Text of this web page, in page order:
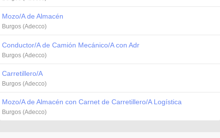
Mozo/A de Almacén
Burgos (Adecco)
Conductor/A de Camión Mecánico/A con Adr
Burgos (Adecco)
Carretillero/A
Burgos (Adecco)
Mozo/A de Almacén con Carnet de Carretillero/A Logística
Burgos (Adecco)